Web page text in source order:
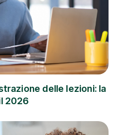
delle lezioni: la
2026